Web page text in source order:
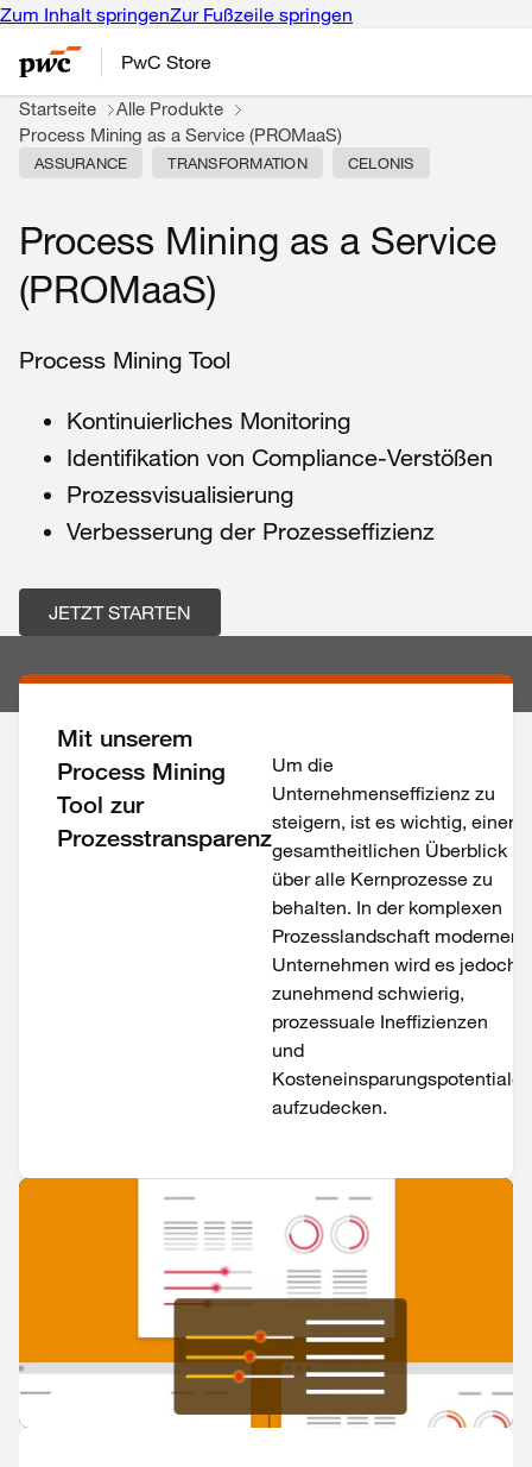
Zum Inhalt springenZur Fußzeile springen
PwC Store
Startseite
Alle Produkte
Process Mining as a Service (PROMaaS)
ASSURANCE TRANSFORMATION CELONIS
Process Mining as a Service
(PROMaaS)
Process Mining Tool
Kontinuierliches Monitoring
Identifikation von Compliance-Verstößen
Prozessvisualisierung
Verbesserung der Prozesseffizienz
JETZT STARTEN
Mit unserem
Process Mining
Tool zur
Prozesstransparenz
Um die
Unternehmenseffizienz zu
steigern, ist es wichtig, einen
gesamtheitlichen Überblick
über alle Kernprozesse zu
behalten. In der komplexen
Prozesslandschaft moderner
Unternehmen wird es jedoch
zunehmend schwierig,
prozessuale Ineffizienzen
und
Kosteneinsparungspotentiale
aufzudecken.